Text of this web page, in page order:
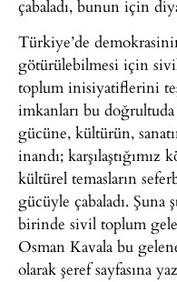
çabaladı, bunun için
Türkiye’de
götürülebilmesi için
toplum inisiyatiflerini
imkanları bu
gücüne, kültürün,
inandı;
kültürel temasların
gücüyle çabaladı.
birinde sivil toplum
Osman Kavala bu
olarak şeref sayfasına